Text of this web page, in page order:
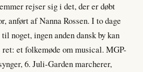
rejser sig i det, der er døbt
anført af Nanna Rossen. I to dage
noget, ingen anden dansk by kan
et folkemøde om musical. MGP-
6. Juli-Garden marcherer,